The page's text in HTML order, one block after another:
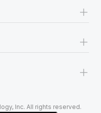
+
+
+
Inc. All rights reserved.